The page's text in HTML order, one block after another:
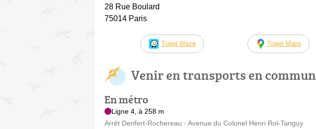
28 Rue Boulard
75014 Paris
Trajet Waze Trajet Maps
Venir en transports en commun
En métro
Ligne 4, à 258 m
Arrêt Denfert-Rochereau - Avenue du Colonel Henri Rol-Tanguy